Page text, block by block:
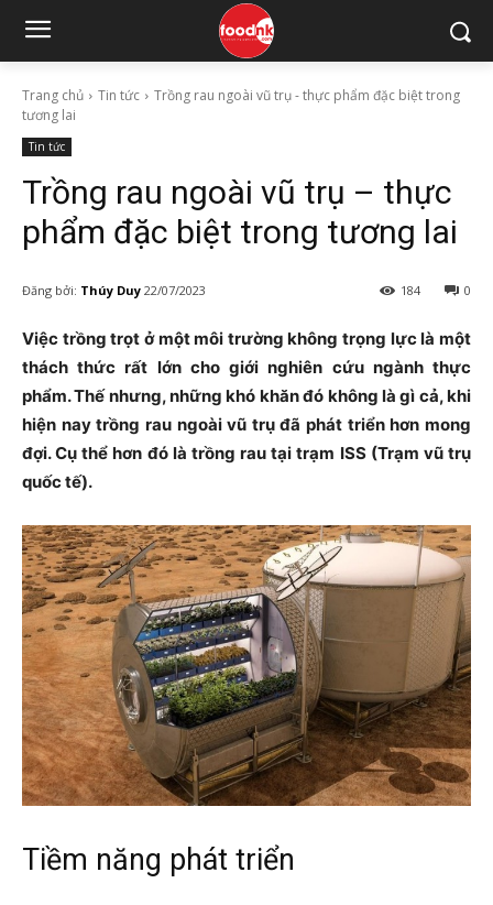
Trang chủ Tin tức
Trồng rau ngoài vũ trụ - thực phẩm đặc biệt trong
tương lai
Tin tức
Trồng rau ngoài vũ trụ – thực
phẩm đặc biệt trong tương lai
Đăng bởi: Thúy Duy 22/07/2023 0
184
Việc trồng trọt ở một môi trường không trọng lực là một
thách thức rất lớn cho giới nghiên cứu ngành thực
phẩm. Thế nhưng, những khó khăn đó không là gì cả, khi
hiện nay trồng rau ngoài vũ trụ đã phát triển hơn mong
đợi. Cụ thể hơn đó là trồng rau tại trạm ISS (Trạm vũ trụ
quốc tế).
Tiềm năng phát triển